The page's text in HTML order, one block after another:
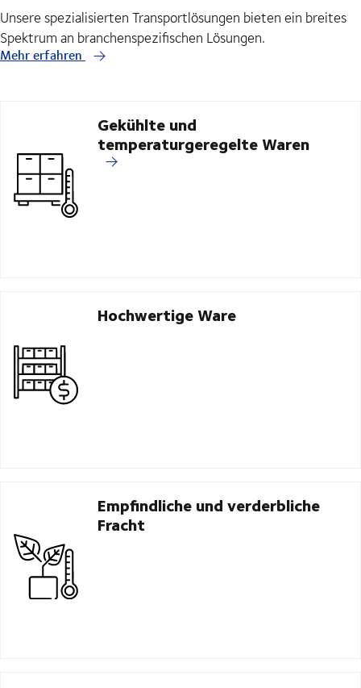
Unsere spezialisierten Transportlösungen bieten ein breites
Spektrum an branchenspezifischen Lösungen.
Mehr erfahren
Gekühlte und
temperaturgeregelte Waren
Hochwertige Ware
Empfindliche und verderbliche
Fracht